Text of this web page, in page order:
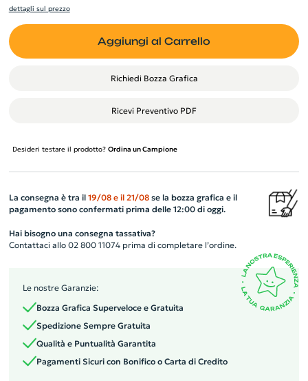
dettagli sul prezzo
Aggiungi al Carrello
Richiedi Bozza Grafica
Ricevi Preventivo PDF
Desideri testare il prodotto? Ordina un Campione
La consegna è tra il 19/08 e il 21/08se la bozza grafica e il
pagamento sono confermati prima delle 12:00 di oggi.
Hai bisogno una consegna tassativa?
Contattaci allo 02 800 11074 prima di completare l’ordine.
Le nostre Garanzie:
Bozza Grafica Superveloce e Gratuita
Spedizione Sempre Gratuita
Qualità e Puntualità Garantita
Pagamenti Sicuri con Bonifico o Carta di Credito